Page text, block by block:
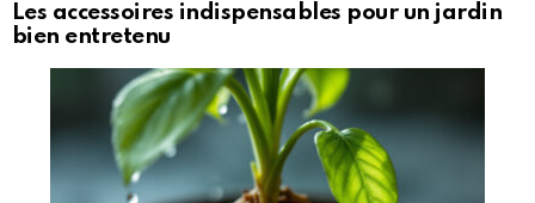
Les accessoires indispensables pour un jardin
bien entretenu